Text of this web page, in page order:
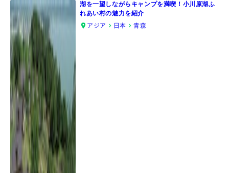
湖を一望しながらキャンプを満喫！小川原湖ふ
れあい村の魅力を紹介
アジア
日本 青森